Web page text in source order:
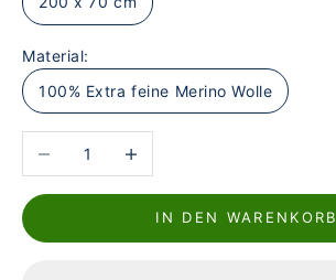
Material:
100% Extra feine Merino Wolle
Anzahl verringern
IN DEN WARENKORB